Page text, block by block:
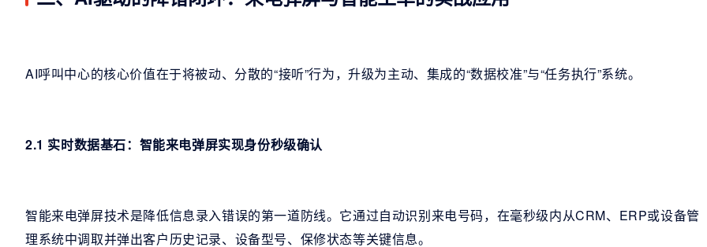
AI呼叫中心的核心价值在于将被动、分散的“接听”行为，升级为主动、集成的“数据校准”与“任务执行”系统。
2.1 实时数据基石：智能来电弹屏实现身份秒级确认
智能来电弹屏技术是降低信息录入错误的第一道防线。它通过自动识别来电号码，在毫秒级内从CRM、ERP或设备管
理系统中调取并弹出客户历史记录、设备型号、保修状态等关键信息。